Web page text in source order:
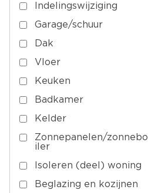
Indelingswijziging
Garage/schuur
Dak
Vloer
Keuken
Badkamer
Kelder
Zonnepanelen/zonnebo
iler
Isoleren (deel) woning
Beglazing en kozijnen